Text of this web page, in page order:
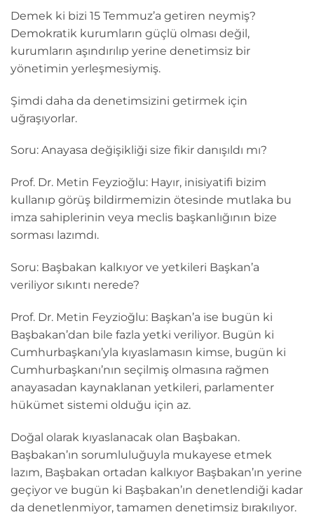
Demek ki bizi 15 Temmuz’a getiren neymiş?
Demokratik kurumların güçlü olması değil,
kurumların aşındırılıp yerine denetimsiz bir
yönetimin yerleşmesiymiş.
Şimdi daha da denetimsizini getirmek için
uğraşıyorlar.
Soru: Anayasa değişikliği size fikir danışıldı mı?
Prof. Dr. Metin Feyzioğlu: Hayır, inisiyatifi bizim
kullanıp görüş bildirmemizin ötesinde mutlaka bu
imza sahiplerinin veya meclis başkanlığının bize
sorması lazımdı.
Soru: Başbakan kalkıyor ve yetkileri Başkan’a
veriliyor sıkıntı nerede?
Prof. Dr. Metin Feyzioğlu: Başkan’a ise bugün ki
Başbakan’dan bile fazla yetki veriliyor. Bugün ki
Cumhurbaşkanı’yla kıyaslamasın kimse, bugün ki
Cumhurbaşkanı’nın seçilmiş olmasına rağmen
anayasadan kaynaklanan yetkileri, parlamenter
hükümet sistemi olduğu için az.
Doğal olarak kıyaslanacak olan Başbakan.
Başbakan’ın sorumluluğuyla mukayese etmek
lazım, Başbakan ortadan kalkıyor Başbakan’ın yerine
geçiyor ve bugün ki Başbakan’ın denetlendiği kadar
da denetlenmiyor, tamamen denetimsiz bırakılıyor.